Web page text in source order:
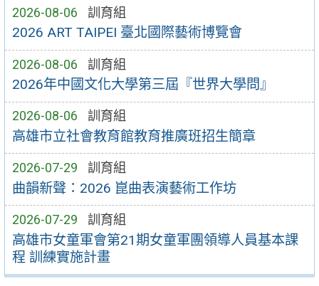
2026-08-06 訓育組
2026 ART TAIPEI 臺北國際藝術博覽會
2026-08-06 訓育組
2026年中國文化大學第三屆『世界大學問』
2026-08-06 訓育組
高雄市立社會教育館教育推廣班招生簡章
2026-07-29 訓育組
曲韻新聲：2026 崑曲表演藝術工作坊
2026-07-29 訓育組
高雄市女童軍會第21期女童軍團領導人員基本課
程 訓練實施計畫